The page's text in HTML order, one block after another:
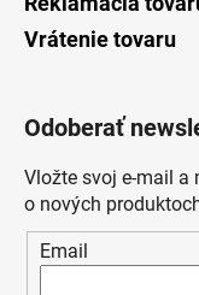
Vrátenie tovaru
Odoberať
Vložte svoj e-mail a
o nových
Email